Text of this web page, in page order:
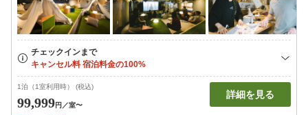
1泊（1室利用時） (税込)
99,999円 ／室〜
詳細を見る